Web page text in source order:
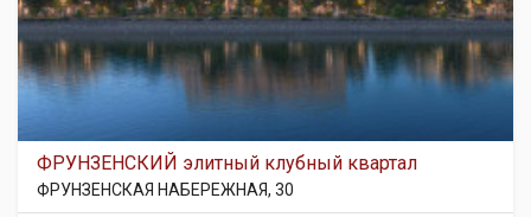
ФРУНЗЕНСКИЙ элитный клубный квартал
ФРУНЗЕНСКАЯ НАБЕРЕЖНАЯ, 30